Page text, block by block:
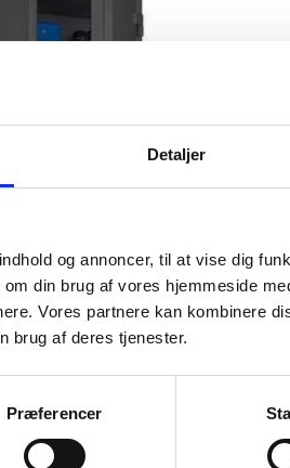
Detaljer
og annoncer, til at vise dig
din brug af vores hjemmeside
Vores partnere kan kombinere
brug af deres tjenester.
Præferencer
op til 32 ringbind fordelt på
850 D: 550 mm.